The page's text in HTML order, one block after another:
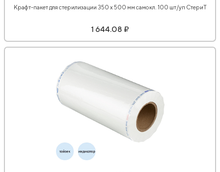
Крафт-пакет для стерилизации 350 х 500 мм самокл. 100 шт/уп СтериТ
1 644.08 ₽